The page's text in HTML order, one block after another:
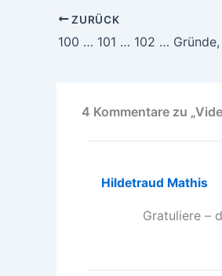
ZURÜCK
100 … 101 … 102 …
4 Kommentare zu
Hildetraud Mathis
Gratuliere –